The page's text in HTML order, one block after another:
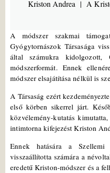
Kriston Andrea A
A módszer szakmai
Gyógytornászok Társasága
által számukra kidolgozott,
módszerformát. Ennek
módszer elsajátítása nélkül is
A Társaság ezért
első körben sikerrel járt.
közvélemény-kutatás
intimtorna kifejezést Kriston
Ennek hatására a
visszaállította számára a
eredetű Kriston-módszer és a